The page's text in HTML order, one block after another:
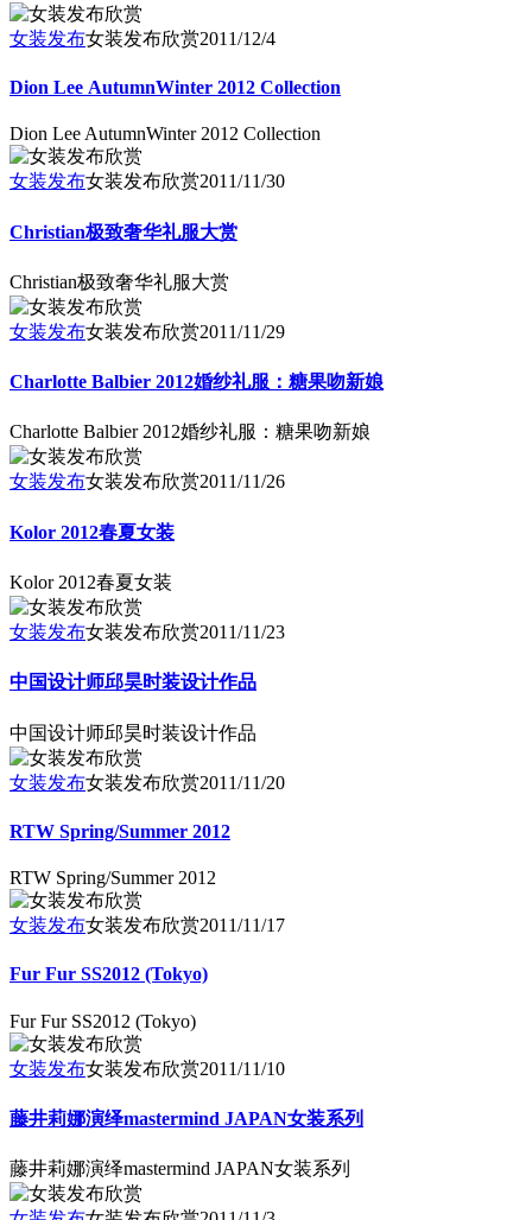
女装发布女装发布欣赏2011/12/4
Dion Lee AutumnWinter 2012 Collection
Dion Lee AutumnWinter 2012 Collection
女装发布女装发布欣赏2011/11/30
Christian极致奢华礼服大赏
Christian极致奢华礼服大赏
女装发布女装发布欣赏2011/11/29
Charlotte Balbier 2012婚纱礼服：糖果吻新娘
Charlotte Balbier 2012婚纱礼服：糖果吻新娘
女装发布女装发布欣赏2011/11/26
Kolor 2012春夏女装
Kolor 2012春夏女装
女装发布女装发布欣赏2011/11/23
中国设计师邱昊时装设计作品
中国设计师邱昊时装设计作品
女装发布女装发布欣赏2011/11/20
RTW Spring/Summer 2012
RTW Spring/Summer 2012
女装发布女装发布欣赏2011/11/17
Fur Fur SS2012 (Tokyo)
Fur Fur SS2012 (Tokyo)
女装发布女装发布欣赏2011/11/10
藤井莉娜演绎mastermind JAPAN女装系列
藤井莉娜演绎mastermind JAPAN女装系列